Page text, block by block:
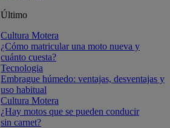
Último
Cultura Motera
¿Cómo matricular una moto nueva y
cuánto cuesta?
Tecnologia
Embrague húmedo: ventajas, desventajas y
uso habitual
Cultura Motera
¿Hay motos que se pueden conducir
sin carnet?